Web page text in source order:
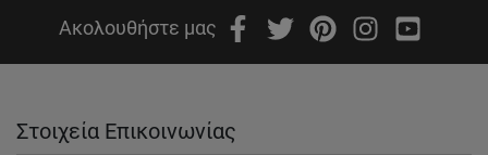
Ακολουθήστε μας
Στοιχεία Επικοινωνίας